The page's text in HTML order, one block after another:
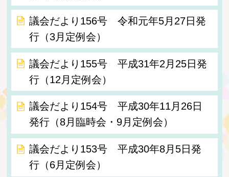
議会だより156号 令和元年5月27日発
行（3月定例会）
議会だより155号 平成31年2月25日発
行（12月定例会）
議会だより154号 平成30年11月26日
発行（8月臨時会・9月定例会）
議会だより153号 平成30年8月5日発
行（6月定例会）